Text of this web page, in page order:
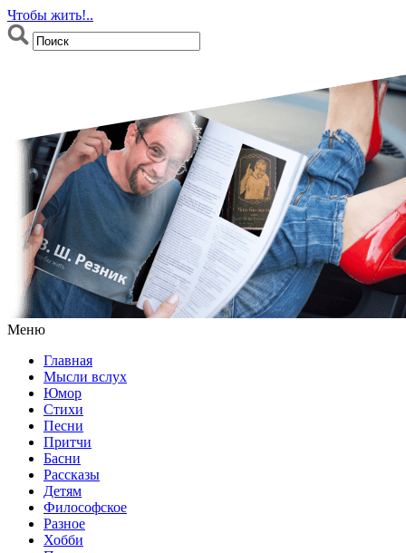
Чтобы жить!..
Меню
Главная
Мысли вслух
Юмор
Стихи
Песни
Притчи
Басни
Рассказы
Детям
Философское
Разное
Хобби